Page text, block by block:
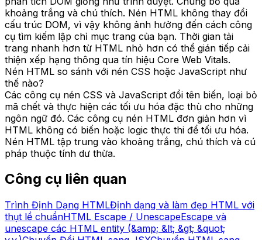
khoảng trắng và chú thích. Nén HTML không thay đổi
cấu trúc DOM, vì vậy không ảnh hưởng đến cách công
cụ tìm kiếm lập chỉ mục trang của bạn. Thời gian tải
trang nhanh hơn từ HTML nhỏ hơn có thể gián tiếp cải
thiện xếp hạng thông qua tín hiệu Core Web Vitals.
Nén HTML so sánh với nén CSS hoặc JavaScript như
thế nào?
Các công cụ nén CSS và JavaScript đổi tên biến, loại bỏ
mã chết và thực hiện các tối ưu hóa đặc thù cho những
ngôn ngữ đó. Các công cụ nén HTML đơn giản hơn vì
HTML không có biến hoặc logic thực thi để tối ưu hóa.
Nén HTML tập trung vào khoảng trắng, chú thích và cú
pháp thuộc tính dư thừa.
Công cụ liên quan
Trình Định Dạng HTMLĐịnh dạng và làm đẹp HTML với
thụt lề chuẩnHTML Escape / UnescapeEscape và
unescape các HTML entity (&amp; &lt; &gt; &quot;